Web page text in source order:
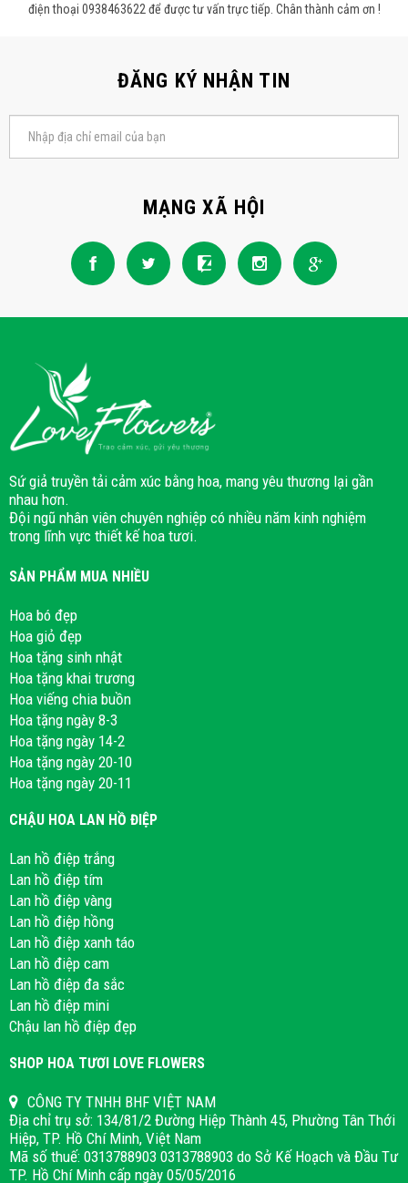
điện thoại 0938463622 để được tư vấn trực tiếp. Chân thành cảm ơn !
ĐĂNG KÝ NHẬN TIN
MẠNG XÃ HỘI
Sứ giả truyền tải cảm xúc bằng hoa, mang yêu thương lại gần
nhau hơn.
Đội ngũ nhân viên chuyên nghiệp có nhiều năm kinh nghiệm
trong lĩnh vực thiết kế hoa tươi.
SẢN PHẨM MUA NHIỀU
Hoa bó đẹp
Hoa giỏ đẹp
Hoa tặng sinh nhật
Hoa tặng khai trương
Hoa viếng chia buồn
Hoa tặng ngày 8-3
Hoa tặng ngày 14-2
Hoa tặng ngày 20-10
Hoa tặng ngày 20-11
CHẬU HOA LAN HỒ ĐIỆP
Lan hồ điệp trắng
Lan hồ điệp tím
Lan hồ điệp vàng
Lan hồ điệp hồng
Lan hồ điệp xanh táo
Lan hồ điệp cam
Lan hồ điệp đa sắc
Lan hồ điệp mini
Chậu lan hồ điệp đẹp
SHOP HOA TƯƠI LOVE FLOWERS
CÔNG TY TNHH BHF VIỆT NAM
Địa chỉ trụ sở: 134/81/2 Đường Hiệp Thành 45, Phường Tân Thới
Hiệp, TP. Hồ Chí Minh, Việt Nam
Mã số thuế: 0313788903 0313788903 do Sở Kế Hoạch và Đầu Tư
TP. Hồ Chí Minh cấp ngày 05/05/2016